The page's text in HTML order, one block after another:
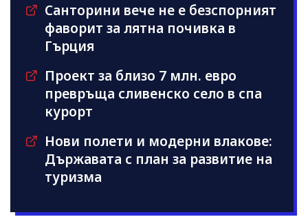
Санторини вече не е безспорният
фаворит за лятна почивка в
Гърция
Проект за близо 7 млн. евро
превръща сливенско село в спа
курорт
Нови полети и модерни влакове:
Държавата с план за развитие на
туризма